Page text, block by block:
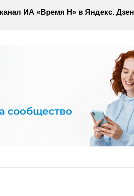
ИА «Время Н» в Яндекс. Дзен